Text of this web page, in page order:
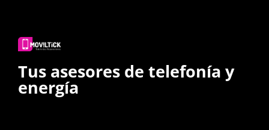
Tus asesores de telefonía y
energía